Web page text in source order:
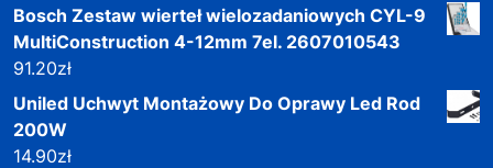
Bosch Zestaw wierteł wielozadaniowych CYL-9
MultiConstruction 4-12mm 7el. 2607010543
91.20zł
Uniled Uchwyt Montażowy Do Oprawy Led Rod
200W
14.90zł